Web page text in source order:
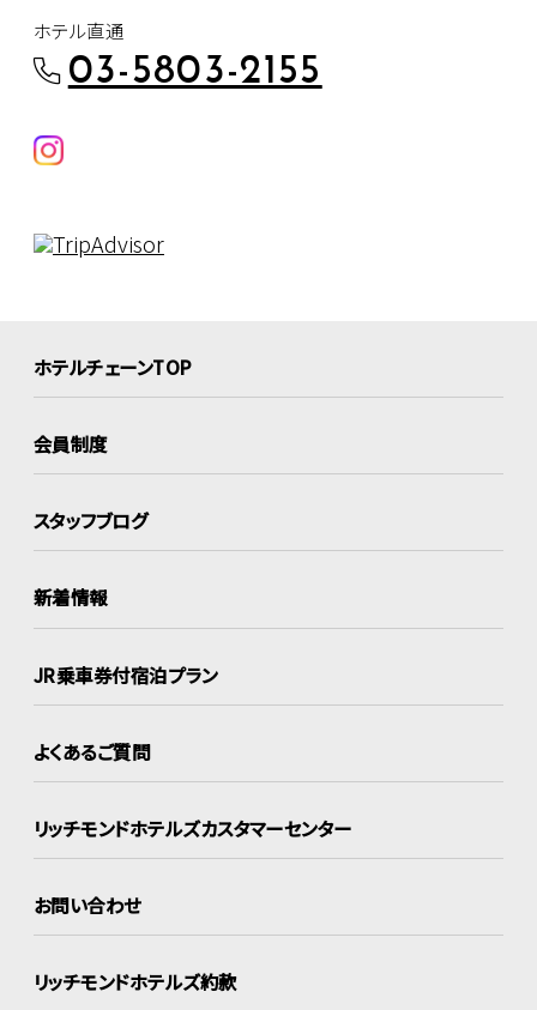
ホテル直通
03-5803-2155
ホテルチェーンTOP
会員制度
スタッフブログ
新着情報
JR乗車券付宿泊プラン
よくあるご質問
リッチモンドホテルズカスタマーセンター
お問い合わせ
リッチモンドホテルズ約款